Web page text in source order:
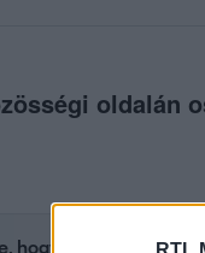
oldalán
hogy az RTL.hu az